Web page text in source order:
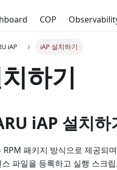
COP
iAP iAP 설치하기
하기
iAP 설치하
RPM 패키지 방식으로 제공되
파일을 등록하고 실행 스크